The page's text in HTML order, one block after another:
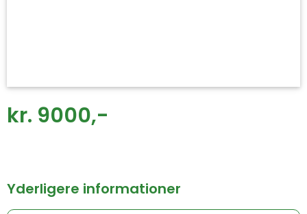
kr. 9000,-
Yderligere informationer